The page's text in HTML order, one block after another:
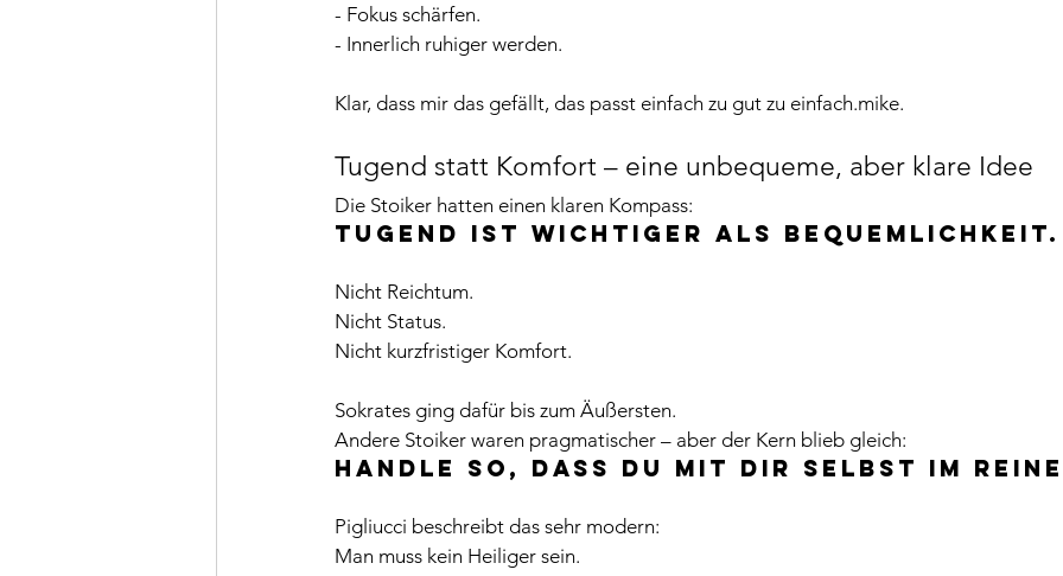
- Fokus schärfen.
- Innerlich ruhiger werden.
Klar, dass mir das gefällt, das passt einfach zu gut zu einfach.mike.
Tugend statt Komfort – eine unbequeme, aber klare Idee
Die Stoiker hatten einen klaren Kompass:
Tugend ist wichtiger als Bequemlichkeit.
Nicht Reichtum.
Nicht Status.
Nicht kurzfristiger Komfort.
Sokrates ging dafür bis zum Äußersten.
Andere Stoiker waren pragmatischer – aber der Kern blieb gleich:
Handle so, dass du mit dir selbst im
Pigliucci beschreibt das sehr modern:
Man muss kein Heiliger sein.